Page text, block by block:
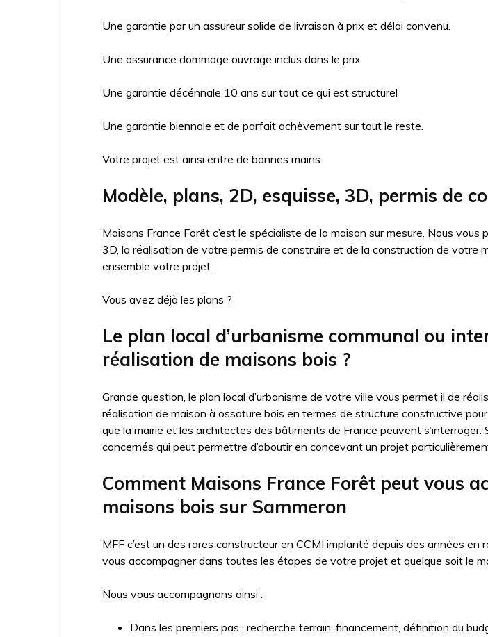
Une garantie par un assureur solide de livraison à prix et délai convenu.
Une assurance dommage ouvrage inclus dans le prix
Une garantie décénnale 10 ans sur tout ce qui est structurel
Une garantie biennale et de parfait achèvement sur tout le reste.
Votre projet est ainsi entre de bonnes mains.
Modèle, plans, 2D, esquisse, 3D, permis de
Maisons France Forêt c’est le spécialiste de la maison sur mesure. Nous
3D, la réalisation de votre permis de construire et de la construction de votre
ensemble votre projet.
Vous avez déjà les plans ?
Le plan local d’urbanisme communal ou
réalisation de maisons bois ?
Grande question, le plan local d’urbanisme de votre ville vous permet il de
réalisation de maison à ossature bois en termes de structure constructive
que la mairie et les architectes des bâtiments de France peuvent
concernés qui peut permettre d’aboutir en concevant un projet
Comment Maisons France Forêt peut vous
maisons bois sur Sammeron
MFF c’est un des rares constructeur en CCMI implanté depuis des années
vous accompagner dans toutes les étapes de votre projet et quelque soit le
Nous vous accompagnons ainsi :
Dans les premiers pas : recherche terrain, financement, définition du